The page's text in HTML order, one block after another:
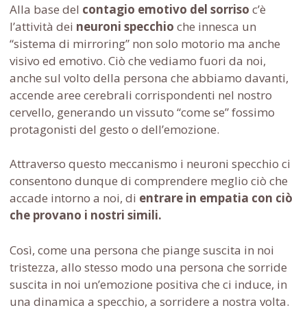
Alla base del contagio emotivo del sorriso c’è
l’attività dei neuroni specchio che innesca un
“sistema di mirroring” non solo motorio ma anche
visivo ed emotivo. Ciò che vediamo fuori da noi,
anche sul volto della persona che abbiamo davanti,
accende aree cerebrali corrispondenti nel nostro
cervello, generando un vissuto “come se” fossimo
protagonisti del gesto o dell’emozione.
Attraverso questo meccanismo i neuroni specchio ci
consentono dunque di comprendere meglio ciò che
accade intorno a noi, di entrare in empatia con ciò
che provano i nostri simili.
Così, come una persona che piange suscita in noi
tristezza, allo stesso modo una persona che sorride
suscita in noi un’emozione positiva che ci induce, in
una dinamica a specchio, a sorridere a nostra volta.